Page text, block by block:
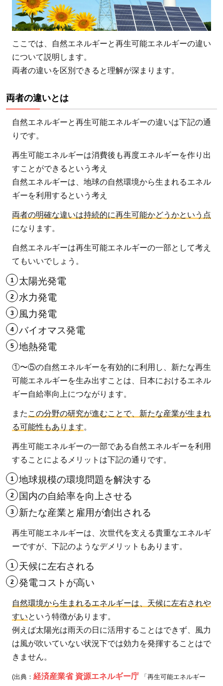
は？
ここでは、自然エネルギーと再生可能エネルギーの違い
について説明します。
両者の違いを区別できると理解が深まります。
両者の違いとは
自然エネルギーと再生可能エネルギーの違いは下記の通
りです。
再生可能エネルギーは消費後も再度エネルギーを作り出
すことができるという考え
自然エネルギーは、地球の自然環境から生まれるエネル
ギーを利用するという考え
両者の明確な違いは持続的に再生可能かどうかという点
になります。
自然エネルギーは再生可能エネルギーの一部として考え
てもいいでしょう。
太陽光発電
水力発電
風力発電
バイオマス発電
地熱発電
①〜⑤の自然エネルギーを有効的に利用し、新たな再生
可能エネルギーを生み出すことは、日本におけるエネル
ギー自給率向上につながります。
また この分野の研究が進むことで、新たな産業が生まれ
る可能性もあります。
再生可能エネルギーの一部である自然エネルギーを利用
することによるメリットは下記の通りです。
地球規模の環境問題を解決する
国内の自給率を向上させる
新たな産業と雇用が創出される
再生可能エネルギーは、次世代を支える貴重なエネルギ
ーですが、下記のようなデメリットもあります。
天候に左右される
発電コストが高い
自然環境から生まれるエネルギーは、天候に左右されや
すいという特徴があります。
例えば太陽光は雨天の日に活用することはできず、風力
は風が吹いていない状況下では効力を発揮することはで
きません。
(出典： 経済産業省 資源エネルギー庁 「再生可能エネルギー